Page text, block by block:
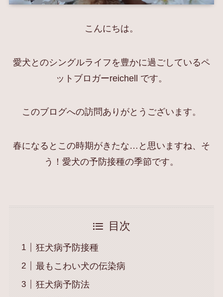
こんにちは。
愛犬とのシングルライフを豊かに過ごしているペ
ットブロガーreichell です。
このブログへの訪問ありがとうございます。
春になるとこの時期がきたな…と思いますね、そ
う！愛犬の予防接種の季節です。
目次
狂犬病予防接種
最もこわい犬の伝染病
狂犬病予防法